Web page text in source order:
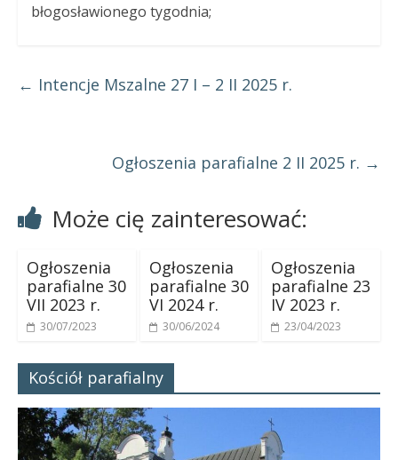
błogosławionego tygodnia;
← Intencje Mszalne 27 I – 2 II 2025 r.
Ogłoszenia parafialne 2 II 2025 r. →
Może cię zainteresować:
Ogłoszenia
parafialne 30
VII 2023 r.
30/07/2023
Ogłoszenia
parafialne 30
VI 2024 r.
30/06/2024
Ogłoszenia
parafialne 23
IV 2023 r.
23/04/2023
Kościół parafialny